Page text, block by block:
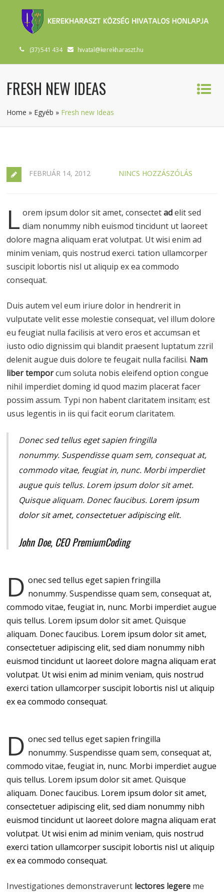
(37) 541 434 hivatal@kerekharaszt.hu
FRESH NEW IDEAS
Home » Egyéb » Fresh new Ideas
FEBRUÁR 14, 2012 NINCS HOZZÁSZÓLÁS
L orem ipsum dolor sit amet, consectetadelit sed
diam nonummy nibh euismod tincidunt ut laoreet
dolore magna aliquam erat volutpat. Ut wisi enim ad
minim veniam, quis nostrud exerci. tation ullamcorper
suscipit lobortis nisl ut aliquip ex ea commodo
consequat.
Duis autem vel eum iriure dolor in hendrerit in
vulputate velit esse molestie consequat, vel illum dolore
eu feugiat nulla facilisis at vero eros et accumsan et
iusto odio dignissim qui blandit praesent luptatum zzril
delenit augue duis dolore te feugait nulla facilisi. Nam
liber temporcum soluta nobis eleifend option congue
nihil imperdiet doming id quod mazim placerat facer
possim assum. Typi non habent claritatem insitam; est
usus legentis in iis qui facit eorum claritatem.
Donec sed tellus eget sapien fringilla
nonummy. Suspendisse quam sem, consequat at,
commodo vitae, feugiat in, nunc. Morbi imperdiet
augue quis tellus. Lorem ipsum dolor sit amet.
Quisque aliquam. Donec faucibus. Lorem ipsum
dolor sit amet, consectetuer adipiscing elit.
John Doe, CEO PremiumCoding
D onec sed tellus eget sapien fringilla
nonummy.Suspendisse quam sem, consequat at,
commodo vitae, feugiat in, nunc. Morbi imperdiet augue
quis tellus. Lorem ipsum dolor sit amet. Quisque
aliquam. Donec faucibus. Lorem ipsum dolor sit amet,
consectetuer adipiscing elit, sed diam nonummy nibh
euismod tincidunt ut laoreet dolore magna aliquam erat
volutpat. Ut wisi enim ad minim veniam, quis nostrud
exerci tation ullamcorper suscipit lobortis nisl ut aliquip
ex ea commodo consequat.
D onec sed tellus eget sapien fringilla
nonummy.Suspendisse quam sem, consequat at,
commodo vitae, feugiat in, nunc. Morbi imperdiet augue
quis tellus. Lorem ipsum dolor sit amet. Quisque
aliquam. Donec faucibus. Lorem ipsum dolor sit amet,
consectetuer adipiscing elit, sed diam nonummy nibh
euismod tincidunt ut laoreet dolore magna aliquam erat
volutpat. Ut wisi enim ad minim veniam, quis nostrud
exerci tation ullamcorper suscipit lobortis nisl ut aliquip
ex ea commodo consequat.
Investigationes demonstraverunt lectores legere me